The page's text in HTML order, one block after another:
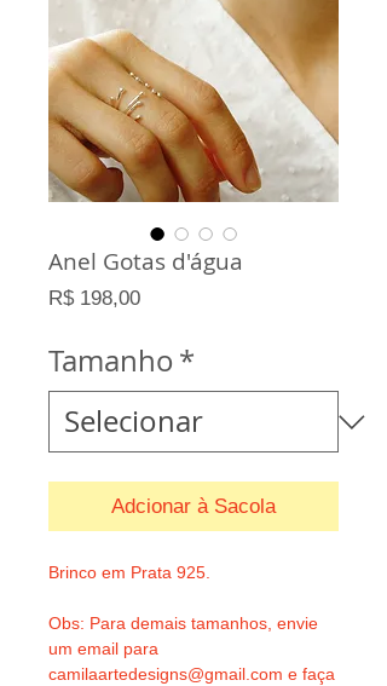
Anel Gotas d'água
R$ 198,00Preço
Tamanho*
Adcionar à Sacola
Brinco em Prata 925.
Obs: Para demais tamanhos, envie
um email para
camilaartedesigns@gmail.com e faça